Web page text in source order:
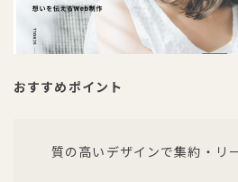
おすすめポイント
質の高いデザインで集約・リ